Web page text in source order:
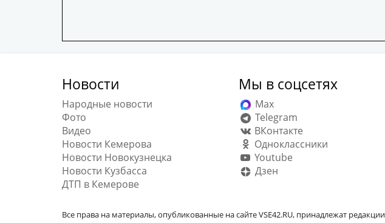
Новости
Народные новости
Фото
Видео
Новости Кемерова
Новости Новокузнецка
Новости Кузбасса
ДТП в Кемерове
Мы в соцсетях
Max
Telegram
ВКонтакте
Одноклассники
Youtube
Дзен
Все права на материалы, опубликованные на сайте VSE42.RU, принадлежат